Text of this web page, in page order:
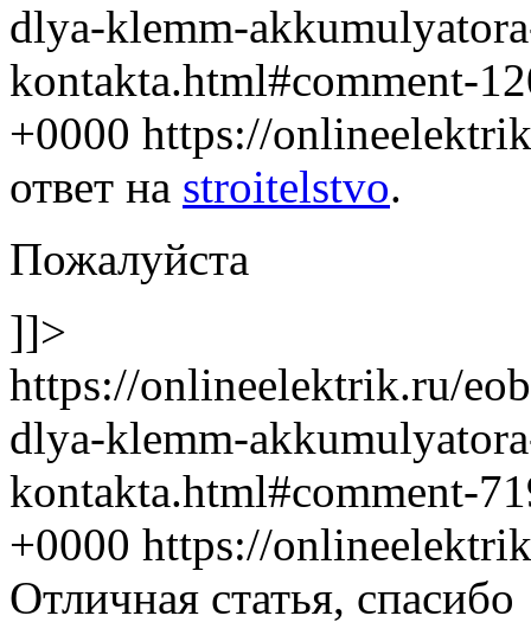
dlya-klemm-
kontakta.html#comment-
+0000 https://
ответ на stroitelstvo.
Пожалуйста
]]>
https://onlineelektrik.ru/
dlya-klemm-
kontakta.html#comment-
+0000 https://
Отличная статья, спасибо